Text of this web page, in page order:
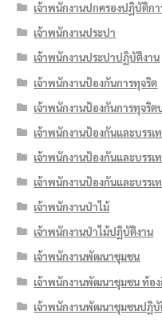
เจ้าพนักงานปกครองปฏิบัติกา
เจ้าพนักงานประปา
เจ้าพนักงานประปาปฏิบัติงาน
เจ้าพนักงานป้องกันการทุจริต
เจ้าพนักงานป้องกันการทุจริ
เจ้าพนักงานป้องกันและบรรเ
เจ้าพนักงานป้องกันและบรร
เจ้าพนักงานป้องกันและบรร
เจ้าพนักงานป่าไม้
เจ้าพนักงานป่าไม้ปฏิบัติงาน
เจ้าพนักงานพัฒนาชุมชน
เจ้าพนักงานพัฒนาชุมชน ท้อ
เจ้าพนักงานพัฒนาชุมชนปฏิบั